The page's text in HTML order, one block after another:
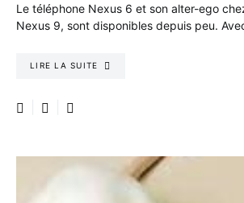
Le téléphone Nexus 6 et son alter-ego
Nexus 9, sont disponibles depuis peu.
LIRE LA SUITE